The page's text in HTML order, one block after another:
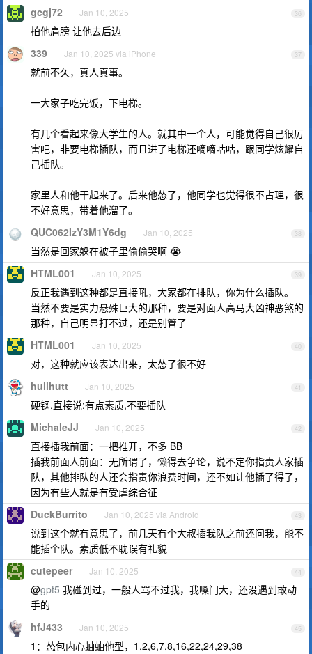
36
gcgj72 Jan 10, 2025
拍他肩膀 让他去后边
37
339 Jan 10, 2025 via iPhone
就前不久，真人真事。
一大家子吃完饭，下电梯。
有几个看起来像大学生的人。就其中一个人，可能觉得自己很厉
害吧，非要电梯插队，而且进了电梯还嘀嘀咕咕，跟同学炫耀自
己插队。
家里人和他干起来了。后来他怂了，他同学也觉得很不占理，很
不好意思，带着他溜了。
38
QUC062IzY3M1Y6dg Jan 10, 2025
当然是回家躲在被子里偷偷哭啊 😭
39
HTML001 Jan 10, 2025
反正我遇到这种都是直接吼，大家都在排队，你为什么插队。
当然不要是实力悬殊巨大的那种，要是对面人高马大凶神恶煞的
那种，自己明显打不过，还是别管了
40
HTML001 Jan 10, 2025
对，这种就应该表达出来，太怂了很不好
41
hullhutt Jan 10, 2025
硬钢,直接说:有点素质,不要插队
42
MichaleJJ Jan 10, 2025
直接插我前面：一把推开，不多 BB
插我前面人前面：无所谓了，懒得去争论，说不定你指责人家插
队，其他排队的人还会指责你浪费时间，还不如让他插了得了，
因为有些人就是有受虐综合征
43
DuckBurrito Jan 10, 2025 via Android
说到这个就有意思了，前几天有个大叔插我队之前还问我，能不
能插个队。素质低不耽误有礼貌
44
cutepeer Jan 10, 2025
@gpt5 我碰到过，一般人骂不过我，我嗓门大，还没遇到敢动
手的
45
hfJ433 Jan 10, 2025
1：怂包内心蛐蛐他型，1,2,6,7,8,16,22,24,29,38